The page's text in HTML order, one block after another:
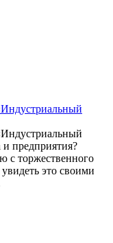
предприятия?
с торжественного
это своими